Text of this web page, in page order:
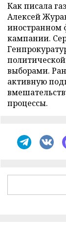
Как писала
Алексей
иностранном
кампании.
выборами.
активную
процессы.